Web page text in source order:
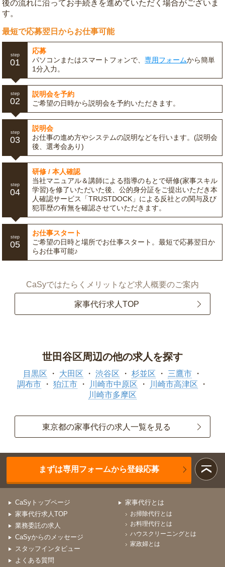
後の流れに沿ってお手続きを進めていただく場合がございま
す。
最短で応募翌日からお仕事可能
step
01
応募
パソコンまたはスマートフォンで、専用フォームから簡単
1分入力。
step
02
説明会を予約
ご希望の日時から説明会を予約いただきます。
step
03
説明会
お仕事の進め方やシステムの説明などを行います。(説明会
後、選考会あり)
step
04
研修 / 本人確認
当社マニュアル＆講師による指導のもとで研修(家事スキル
学習)を修了いただいた後、公的身分証をご提出いただき本
人確認サービス「TRUSTDOCK」による反社との関与及び
犯罪歴の有無を確認させていただきます。
step
05
お仕事スタート
ご希望の日時と場所でお仕事スタート。最短で応募翌日か
らお仕事可能♪
CaSyではたらくメリットなど求人概要のご案内
家事代行求人TOP
世田谷区周辺の他の求人を探す
目黒区 大田区 渋谷区 杉並区
三鷹市
調布市
狛江市 川崎市中原区
川崎市高津区
川崎市多摩区
東京都の家事代行の求人一覧を見る
まずは専用フォームから登録応募
CaSyトップページ
家事代行求人TOP
業務委託の求人
CaSyからのメッセージ
スタッフインタビュー
よくある質問
家事代行とは
お掃除代行とは
お料理代行とは
ハウスクリーニングとは
家政婦とは